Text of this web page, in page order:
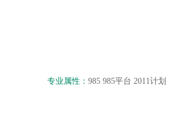
专业属性： 985 985平台 2011计划